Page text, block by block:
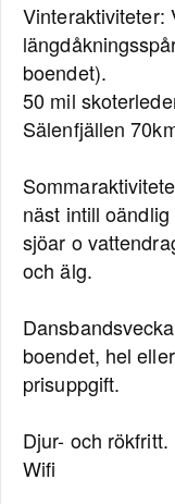
Vinteraktiviteter:
boendet).
50 mil
Sälenfjällen
näst intill
sjöar o
och älg.
boendet, hel
prisuppgift.
Djur- och rökfritt.
Wifi